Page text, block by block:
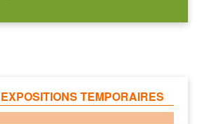
TEMPORAIRES